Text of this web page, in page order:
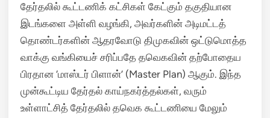
தேர்தலில் கூட்டணிக் கட்சிகள் கேட்கும் தகுதியான
இடங்களை அள்ளி வழங்கி, அவர்களின் அடிமட்டத்
தொண்டர்களின் ஆதரவோடு திமுகவின் ஒட்டுமொத்த
வாக்கு வங்கியைச் சரிப்பதே தவெகவின் தற்போதைய
பிரதான ‘மாஸ்டர் பிளான்’ (Master Plan) ஆகும். இந்த
முன்கூட்டிய தேர்தல் காய்நகர்த்தல்கள், வரும்
உள்ளாட்சித் தேர்தலில் தவெக கூட்டணியை மேலும்